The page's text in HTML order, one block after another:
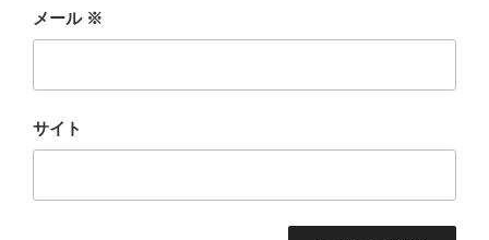
メール ※
サイト